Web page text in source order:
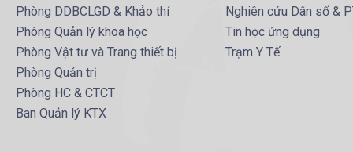
Phòng DDBCLGD & Khảo thí
Phòng Quản lý khoa học
Phòng Vật tư và Trang thiết bị
Phòng Quản trị
Phòng HC & CTCT
Ban Quản lý KTX
Nghiên cứu Dân số &
Tin học ứng dụng
Trạm Y Tế